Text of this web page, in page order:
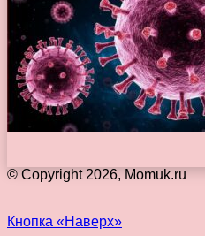
© Copyright 2026, Momuk.ru
Кнопка «Наверх»